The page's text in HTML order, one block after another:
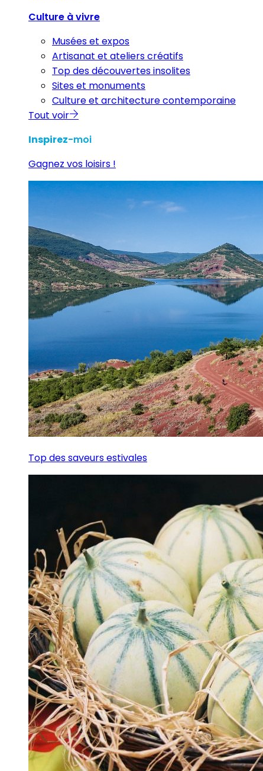
Culture à vivre
Musées et expos
Artisanat et ateliers créatifs
Top des découvertes insolites
Sites et monuments
Culture et architecture contemporaine
Tout voir
Inspirez-moi
Gagnez vos loisirs !
Top des saveurs estivales